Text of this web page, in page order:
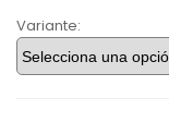
Variante: